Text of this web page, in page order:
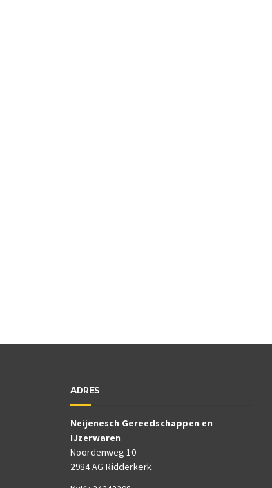
ADRES
Neijenesch Gereedschappen en
IJzerwaren
Noordenweg 10
2984 AG Ridderkerk